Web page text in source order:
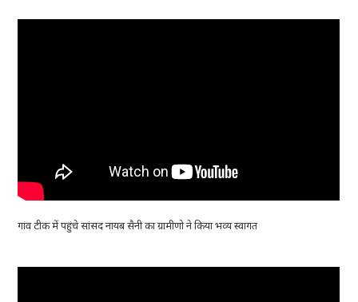
गांव टीक में पहुंचे सांसद नायब सैनी का ग्रामीणो ने किया भव्य स्वागत